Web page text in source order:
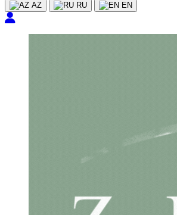
AZ RU EN